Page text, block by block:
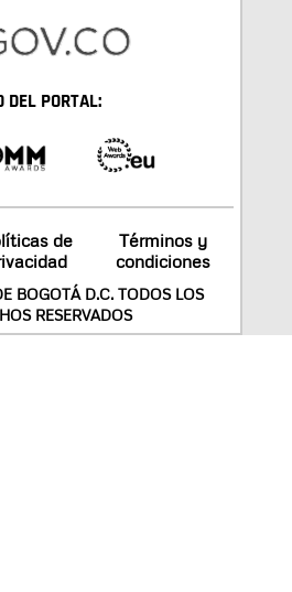
DEL PORTAL:
de
Términos y
condiciones
BOGOTÁ D.C. TODOS LOS
RESERVADOS